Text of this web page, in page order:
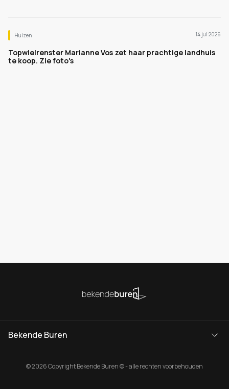
Huizen 14 jul 2026
Topwielrenster Marianne Vos zet haar prachtige landhuis
te koop. Zie foto's
Bekende Buren
© 2026 Copyright Bekende Buren © - alle rechten voorbehouden